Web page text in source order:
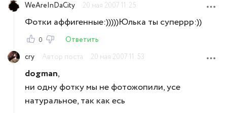
WeAreInDaCity
20 мая 2007 11:25
Фотки аффигенные:)))))Юлька ты суперрр:))
0
Ответить
cry
Автор поста 20 мая 2007 11:53
dogman,
ни одну фотку мы не фотожопили, усе
натуральное, так как есь